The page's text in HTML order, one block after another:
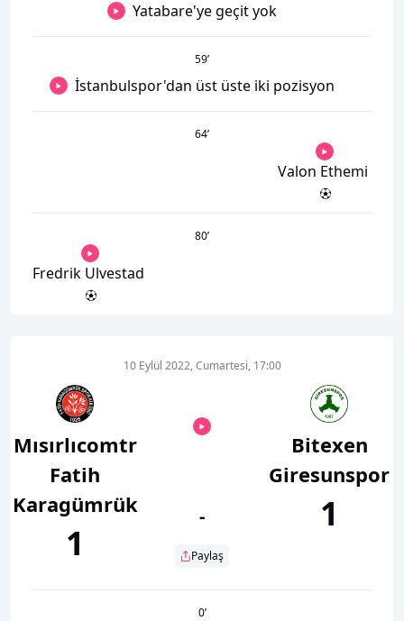
Yatabare'ye geçit yok
59’
İstanbulspor'dan üst üste iki pozisyon
64’
Valon Ethemi
80’
Fredrik Ulvestad
Mısırlıcomtr
Fatih
Karagümrük
1
10 Eylül 2022, Cumartesi, 17:00
-
Paylaş
Bitexen
Giresunspor
1
0’